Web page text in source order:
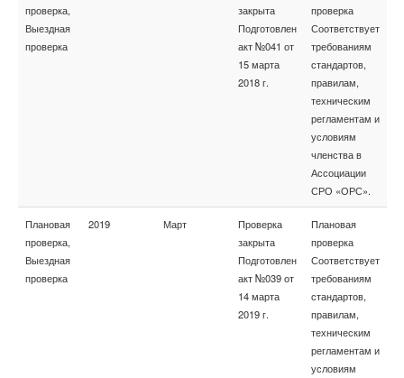
проверка,
Выездная
проверка
закрыта
Подготовлен
акт №041 от
15 марта
2018 г.
проверка
Соответствует
требованиям
стандартов,
правилам,
техническим
регламентам и
условиям
членства в
Ассоциации
СРО «ОРС».
Плановая
проверка,
Выездная
проверка
2019 Март
Проверка
закрыта
Подготовлен
акт №039 от
14 марта
2019 г.
Плановая
проверка
Соответствует
требованиям
стандартов,
правилам,
техническим
регламентам и
условиям